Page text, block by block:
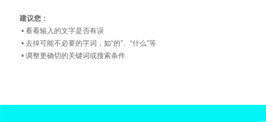
建议您：
• 看看输入的文字是否有误
• 去掉可能不必要的字词，如“的”、“什么”等
• 调整更确切的关键词或搜索条件